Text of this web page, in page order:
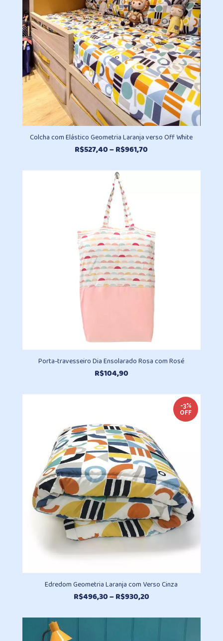
Colcha com Elástico Geometria Laranja verso Off White
R$527,40–R$961,70
preço:
Porta-travesseiro Dia Ensolarado Rosa com Rosé
R$104,90
-3%
OFF
Edredom Geometria Laranja com Verso Cinza
R$496,30–R$930,20Faixa
preço:
R$496,30